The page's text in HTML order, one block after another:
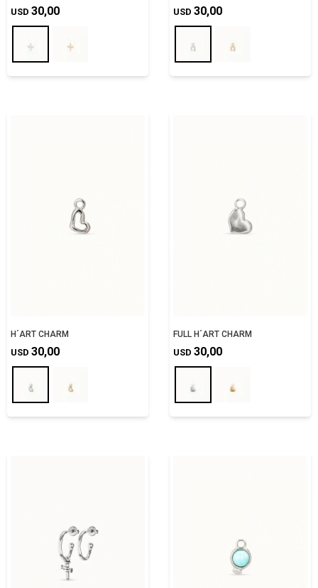
USD 30,00 USD 30,00
H´ART CHARM
USD 30,00
FULL H´ART CHARM
USD 30,00